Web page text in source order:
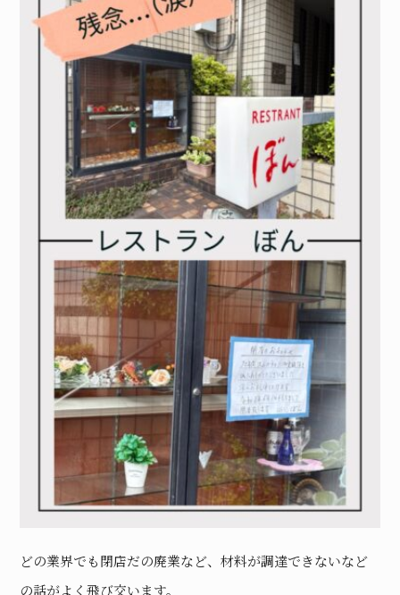
どの業界でも閉店だの廃業など、材料が調達できないなど
の話がよく飛び交います。